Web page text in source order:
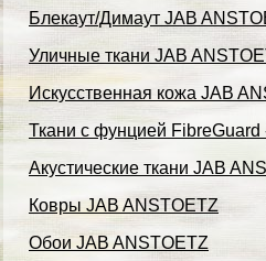
Блекаут/Димаут JAB
Уличные ткани JAB
Искусственная кожа JAB
Ткани с фунцией FibreGuard
Акустические ткани JAB
Ковры JAB ANSTOETZ
Обои JAB ANSTOETZ